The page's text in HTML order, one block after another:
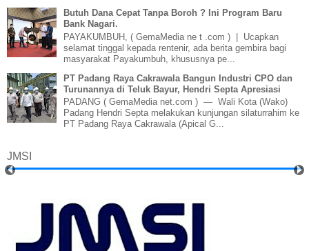
Butuh Dana Cepat Tanpa Boroh ? Ini Program Baru
Bank Nagari.
PAYAKUMBUH, ( GemaMedia ne t .com ) | Ucapkan
selamat tinggal kepada rentenir, ada berita gembira bagi
masyarakat Payakumbuh, khususnya pe...
PT Padang Raya Cakrawala Bangun Industri CPO dan
Turunannya di Teluk Bayur, Hendri Septa Apresiasi
PADANG ( GemaMedia net.com ) — Wali Kota (Wako)
Padang Hendri Septa melakukan kunjungan silaturrahim ke
PT Padang Raya Cakrawala (Apical G...
JMSI